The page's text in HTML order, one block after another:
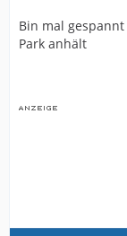
Bin mal
Park anhält